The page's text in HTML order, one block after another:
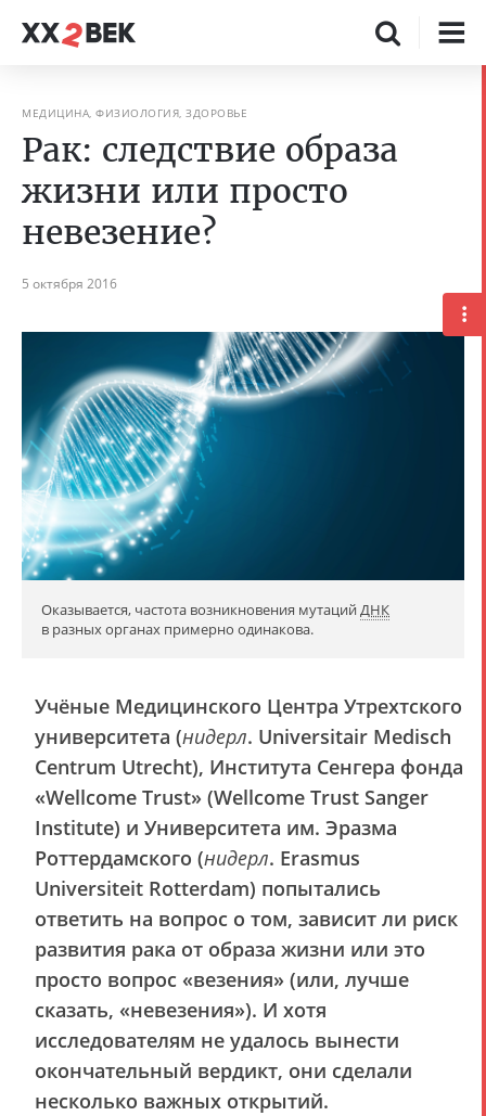
МЕДИЦИНА, ФИЗИОЛОГИЯ, ЗДОРОВЬЕ
Рак: следствие образа
жизни или просто
невезение?
5 октября 2016
Оказывается, частота возникновения мутаций ДНК
в разных органах примерно одинакова.
Учёные Медицинского Центра Утрехтского
университета (нидерл. Universitair Medisch
Centrum Utrecht), Института Сенгера фонда
«Wellcome Trust» (Wellcome Trust Sanger
Institute) и Университета им. Эразма
Роттердамского (нидерл. Erasmus
Universiteit Rotterdam) попытались
ответить на вопрос о том, зависит ли риск
развития рака от образа жизни или это
просто вопрос «везения» (или, лучше
сказать, «невезения»). И хотя
исследователям не удалось вынести
окончательный вердикт, они сделали
несколько важных открытий.